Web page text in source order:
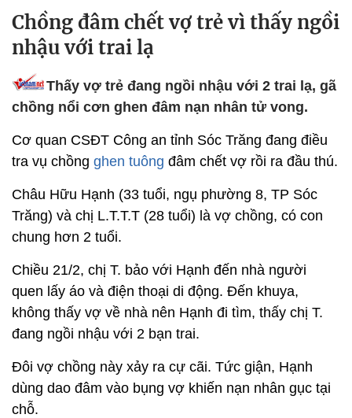
Chồng đâm chết vợ trẻ vì thấy ngồi
nhậu với trai lạ
Thấy vợ trẻ đang ngồi nhậu với 2 trai lạ, gã
chồng nổi cơn ghen đâm nạn nhân tử vong.
Cơ quan CSĐT Công an tỉnh Sóc Trăng đang điều
tra vụ chồng ghen tuông đâm chết vợ rồi ra đầu thú.
Châu Hữu Hạnh (33 tuổi, ngụ phường 8, TP Sóc
Trăng) và chị L.T.T.T (28 tuổi) là vợ chồng, có con
chung hơn 2 tuổi.
Chiều 21/2, chị T. bảo với Hạnh đến nhà người
quen lấy áo và điện thoại di động. Đến khuya,
không thấy vợ về nhà nên Hạnh đi tìm, thấy chị T.
đang ngồi nhậu với 2 bạn trai.
Đôi vợ chồng này xảy ra cự cãi. Tức giận, Hạnh
dùng dao đâm vào bụng vợ khiến nạn nhân gục tại
chỗ.